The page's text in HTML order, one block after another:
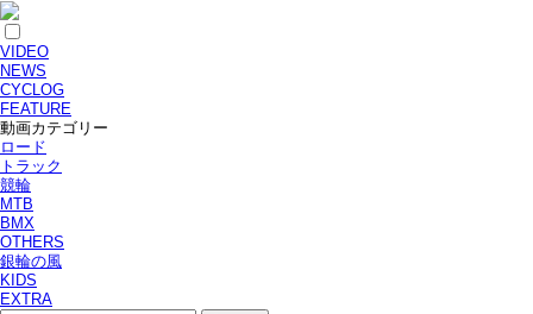
VIDEO
NEWS
CYCLOG
FEATURE
動画カテゴリー
ロード
トラック
競輪
MTB
BMX
OTHERS
銀輪の風
KIDS
EXTRA